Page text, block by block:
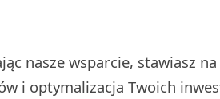
nasze wsparcie, stawiasz
i optymalizacja Twoich